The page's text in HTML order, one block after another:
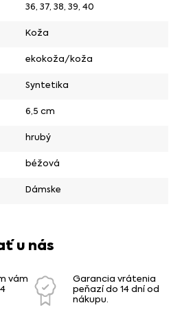
36, 37, 38, 39, 40
Koža
ekokoža/koža
Syntetika
6,5 cm
hrubý
béžová
Dámske
u nás
vám
Garancia vrátenia
peňazí do 14 dní od
nákupu.